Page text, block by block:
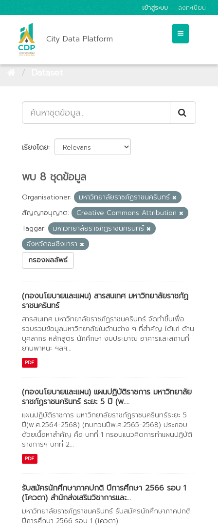
เข้าสู่ระบบ ลงทะเบียน
City Data Platform
เรียงโดย
พบ 8 ชุดข้อมูล
Organisationer:
มหาวิทยาลัยราชภัฏราชนครินทร์
สัญญาอนุญาต:
Creative Commons Attribution
Taggar:
มหาวิทยาลัยราชภัฏราชนครินทร์
จังหวัดฉะเชิงเทรา
กรองผลลัพธ์
(กองนโยบายและแผน) สารสนเทศ มหาวิทยาลัยราชภัฏ
ราชนครินทร์
สารสนเทศ มหาวิทยาลัยราชภัฏราชนครินทร์ จัดทำขึ้นเพื่อ
รวบรวมข้อมูลมหาวิทยาลัยในด้านต่าง ๆ ที่สำคัญ ได้แก่ ด้าน
บุคลากร หลักสูตร นักศึกษา งบประมาณ อาคารและสถานที่
ยานพาหนะ ฯลฯ...
PDF
(กองนโยบายและแผน) แผนปฏิบัติราชการ มหาวิทยาลัย
ราชภัฏราชนครินทร์ ระยะ 5 ปี (พ....
แผนปฏิบัติราชการ มหาวิทยาลัยราชภัฏราชนครินทร์ระยะ 5
ปี(พ.ศ.2564-2568) (ทบทวนปีพ.ศ.2565-2568) ประกอบ
ด้วยเนื้อหาสำคัญ คือ บทที่ 1 กรอบแนวคิดการทำแผนปฏิบัติ
ราชการฯ บทที่ 2...
PDF
รับสมัครนักศึกษาภาคปกติ ปีการศึกษา 2566 รอบ 1
(โควตา) สำนักส่งเสริมวิชาการและ...
มหาวิทยาลัยราชภัฏราชนครินทร์ รับสมัครนักศึกษาภาคปกติ
ปีการศึกษา 2566 รอบ 1 (โควตา)